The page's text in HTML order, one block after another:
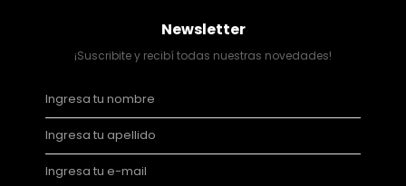
Newsletter
¡Suscribite y recibí todas nuestras novedades!